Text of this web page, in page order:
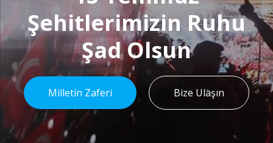
Şehitlerimizin Ruhu
Şad Olsun
Milletin Zaferi Bize Ulaşın